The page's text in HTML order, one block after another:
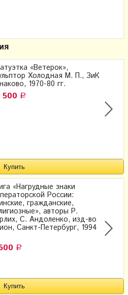
«Ветерок»,
Холодная М. П., ЗиК
1970-80 гг.
500 Р
«Нагрудные знаки
России:
гражданские,
авторы Р.
С. Андоленко, изд-во
Санкт-Петербург, 1994
Р